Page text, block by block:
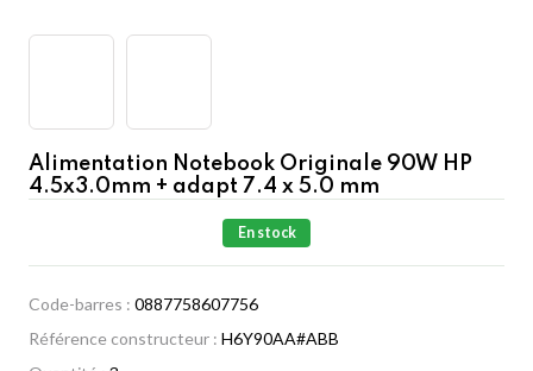
Alimentation Notebook Originale 90W HP
4.5x3.0mm + adapt 7.4 x 5.0 mm
En stock
Code-barres : 0887758607756
Référence constructeur : H6Y90AA#ABB